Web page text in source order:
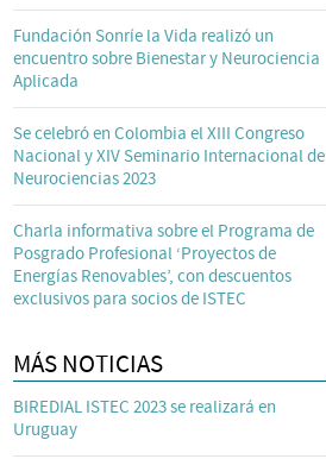
Fundación Sonríe la Vida realizó un
encuentro sobre Bienestar y Neurociencia
Aplicada
Se celebró en Colombia el XIII Congreso
Nacional y XIV Seminario Internacional de
Neurociencias 2023
Charla informativa sobre el Programa de
Posgrado Profesional ‘Proyectos de
Energías Renovables’, con descuentos
exclusivos para socios de ISTEC
MÁS NOTICIAS
BIREDIAL ISTEC 2023 se realizará en
Uruguay